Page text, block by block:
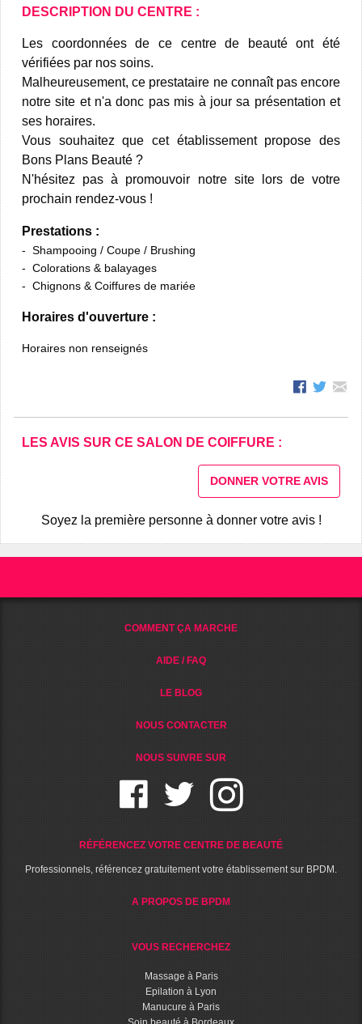
DESCRIPTION DU CENTRE :
Les coordonnées de ce centre de beauté ont été
vérifiées par nos soins.
Malheureusement, ce prestataire ne connaît pas encore
notre site et n'a donc pas mis à jour sa présentation et
ses horaires.
Vous souhaitez que cet établissement propose des
Bons Plans Beauté ?
N'hésitez pas à promouvoir notre site lors de votre
prochain rendez-vous !
Prestations :
Shampooing / Coupe / Brushing
Colorations & balayages
Chignons & Coiffures de mariée
Horaires d'ouverture :
Horaires non renseignés
LES AVIS SUR CE SALON DE COIFFURE :
DONNER VOTRE AVIS
Soyez la première personne à donner votre avis !
COMMENT ÇA MARCHE
AIDE / FAQ
LE BLOG
NOUS CONTACTER
NOUS SUIVRE SUR
RÉFÉRENCEZ VOTRE CENTRE DE BEAUTÉ
Professionnels, référencez gratuitement votre établissement sur BPDM.
A PROPOS DE BPDM
VOUS RECHERCHEZ
Massage à Paris
Epilation à Lyon
Manucure à Paris